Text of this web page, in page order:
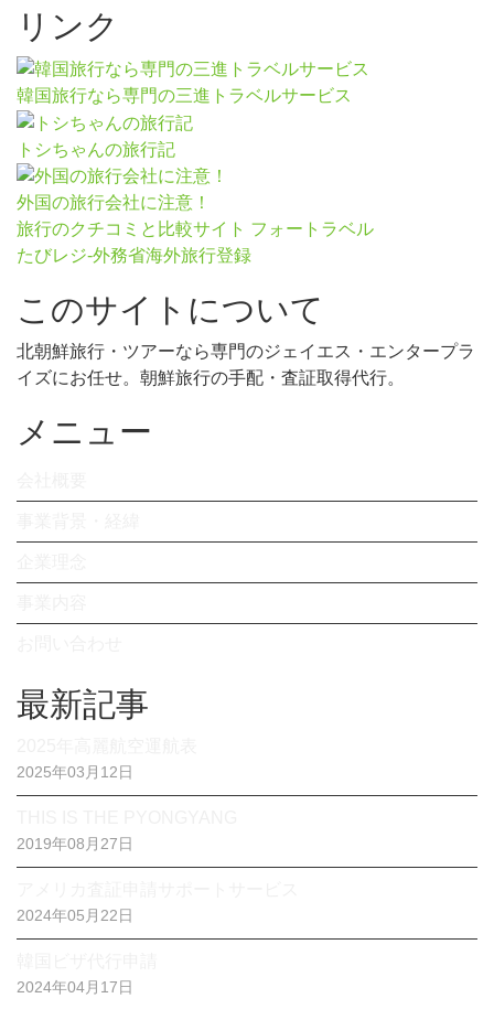
リンク
韓国旅行なら専門の三進トラベルサービス
トシちゃんの旅行記
外国の旅行会社に注意！
旅行のクチコミと比較サイト フォートラベル
たびレジ-外務省海外旅行登録
このサイトについて
北朝鮮旅行・ツアーなら専門のジェイエス・エンタープラ
イズにお任せ。朝鮮旅行の手配・査証取得代行。
メニュー
最新記事
2025年03月12日
2019年08月27日
2024年05月22日
2024年04月17日